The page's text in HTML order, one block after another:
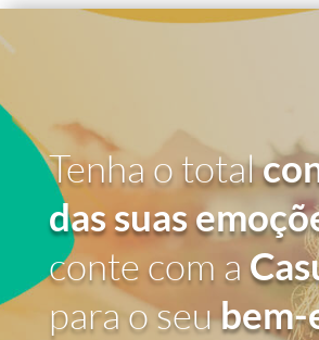
Tenha o total
das suas
conte com a
para o seubem-